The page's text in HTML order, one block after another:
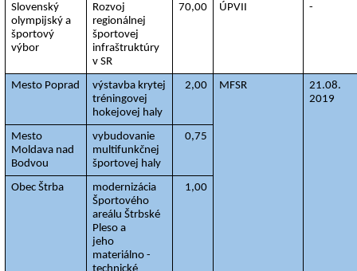
Slovenský
olympijský a
športový
výbor
Rozvoj
regionálnej
športovej
infraštruktúry
v SR
70,00 ÚPVII -
Mesto Poprad
výstavba krytej
tréningovej
hokejovej haly
2,00 MFSR
21.08.
2019
Mesto
Moldava nad
Bodvou
vybudovanie
multifunkčnej
športovej haly
0,75
Obec Štrba
modernizácia
Športového
areálu Štrbské
Pleso a
jeho
materiálno -
1,00